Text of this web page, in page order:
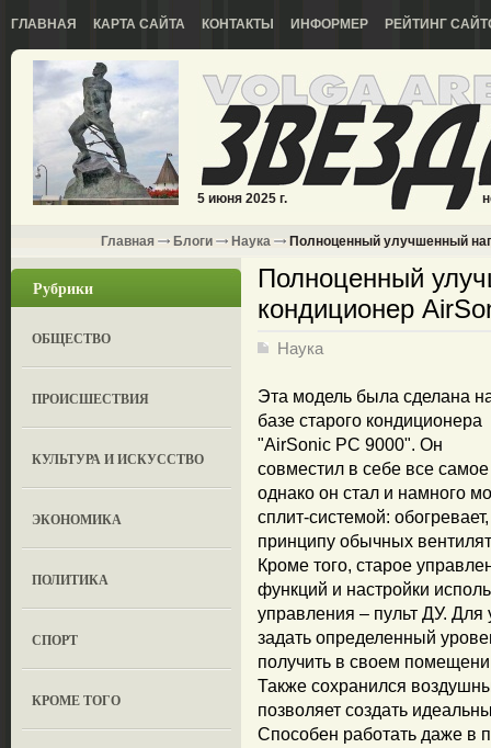
ГЛАВНАЯ КАРТА САЙТА КОНТАКТЫ ИНФОРМЕР РЕЙТИНГ
5 июня 2025 г.
Главная Блоги Наука Полноценный улучшенный
Рубрики
ОБЩЕСТВО
ПРОИСШЕСТВИЯ
КУЛЬТУРА И ИСКУССТВО
ЭКОНОМИКА
ПОЛИТИКА
СПОРТ
КРОМЕ ТОГО
Полноценный
кондиционер
Наука
Эта модель была сделана
базе старого кондиционера
"AirSonic PC 9000". Он
совместил в себе все
однако он стал и намного
сплит-системой:
принципу обычных
Кроме того, старое
функций и настройки
управления – пульт ДУ. Для
задать определенный
получить в своем
Также сохранился
позволяет создать
Способен работать даже